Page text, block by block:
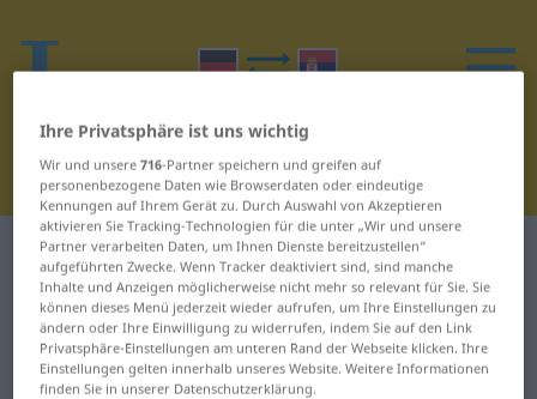
Deutsch-Serbisch Wörterbuch Ö
Wörter auf Deutsch, die mit Ö
beginnen
Ihre Privatsphäre ist uns wichtig
Wir und unsere716-Partner speichern und greifen auf
personenbezogene Daten wie Browserdaten oder eindeutige
Kennungen auf Ihrem Gerät zu. Durch Auswahl von Akzeptieren
aktivieren Sie Tracking-Technologien für die unter „Wir und unsere
Partner verarbeiten Daten, um Ihnen Dienste bereitzustellen“
aufgeführten Zwecke. Wenn Tracker deaktiviert sind, sind manche
Inhalte und Anzeigen möglicherweise nicht mehr so relevant für Sie. Sie
können dieses Menü jederzeit wieder aufrufen, um Ihre Einstellungen zu
ändern oder Ihre Einwilligung zu widerrufen, indem Sie auf den Link
Privatsphäre-Einstellungen am unteren Rand der Webseite klicken. Ihre
Einstellungen gelten innerhalb unseres Website. Weitere Informationen
finden Sie in unserer Datenschutzerklärung.